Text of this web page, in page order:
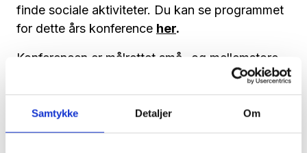
Samtykke Detaljer Om
finde sociale aktiviteter. Du kan se programmet
for dette års konference her.
Konferencen er målrettet små- og mellemstore
virksomheder, industrier, universiteter, eksperter,
beslutningstagere, offentlige indkøbere, samt
studerende og ældre borgere.